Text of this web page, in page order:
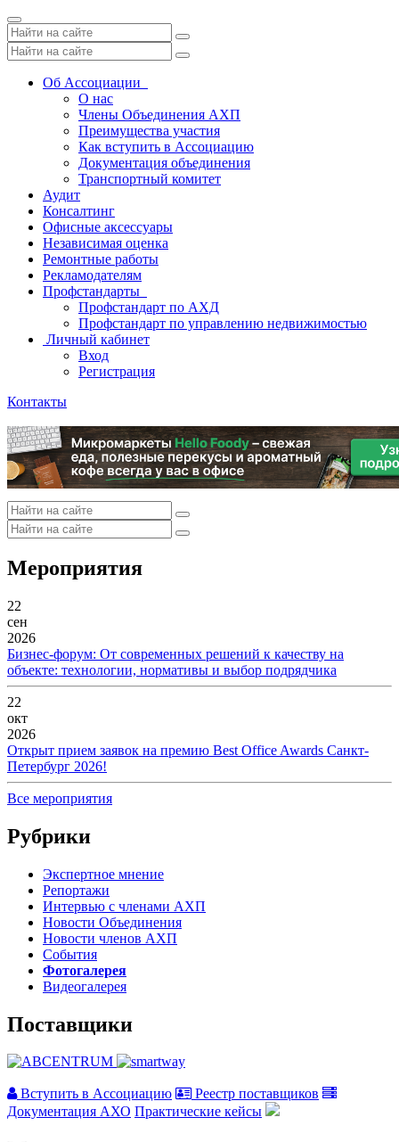
Toggle
navigation
Об Ассоциации
О нас
Члены Объединения АХП
Преимущества участия
Как вступить в Ассоциацию
Документация объединения
Транспортный комитет
Аудит
Консалтинг
Офисные аксессуары
Независимая оценка
Ремонтные работы
Рекламодателям
Профстандарты
Профстандарт по АХД
Профстандарт по управлению недвижимостью
Личный кабинет
Вход
Регистрация
Контакты
Мероприятия
22
сен
2026
Бизнес-форум: От современных решений к качеству на
объекте: технологии, нормативы и выбор подрядчика
22
окт
2026
Открыт прием заявок на премию Best Office Awards Санкт-
Петербург 2026!
Все мероприятия
Рубрики
Экспертное мнение
Репортажи
Интервью с членами АХП
Новости Объединения
Новости членов АХП
События
Фотогалерея
Видеогалерея
Поставщики
Вступить в Ассоциацию
Реестр поставщиков
Документация АХО Практические кейсы